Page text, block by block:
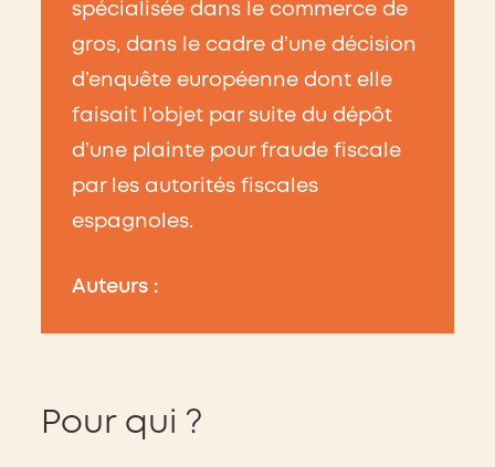
spécialisée dans le commerce de
gros, dans le cadre d’une décision
d’enquête européenne dont elle
faisait l’objet par suite du dépôt
d’une plainte pour fraude fiscale
par les autorités fiscales
espagnoles.
Auteurs:
Pour qui ?